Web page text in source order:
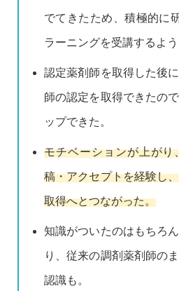
でてきたため、積極的に
ラーニングを受講するよう
認定薬剤師を取得した後
師の認定を取得できたの
ップできた。
モチベーションが上がり
稿・アクセプトを経験し
取得へとつながった。
知識がついたのはもちろ
り、従来の調剤薬剤師の
認識も。